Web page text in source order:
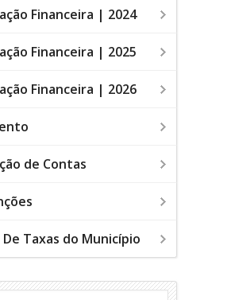
Financeira | 2024
Financeira | 2025
Financeira | 2026
de Contas
Taxas do Município